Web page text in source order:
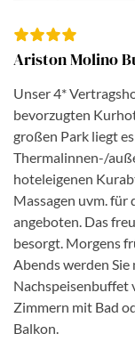
Ariston Molino
Unser 4*
bevorzugten
großen Park liegt
Thermalinnen-/
hoteleigenen
Massagen uvm.
angeboten. Das
besorgt. Morgens
Abends werden
Nachspeisenbuffet
Zimmern mit Bad
Balkon.